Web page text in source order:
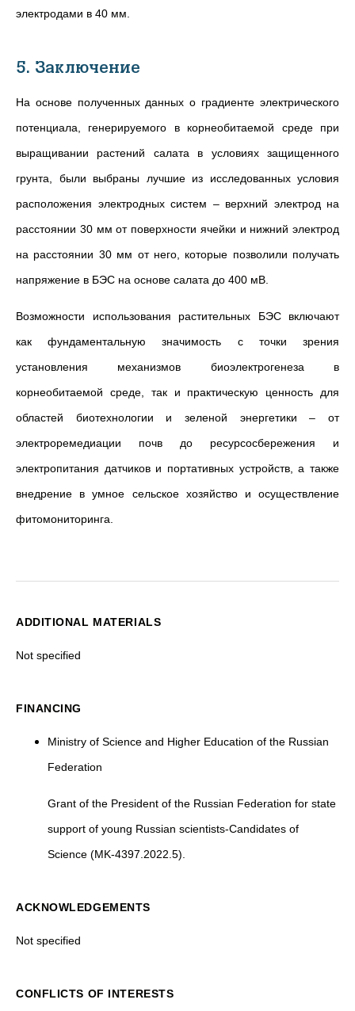
электродами в 40 мм.
5. Заключение
На основе полученных данных о градиенте электрического
потенциала, генерируемого в корнеобитаемой среде при
выращивании растений салата в условиях защищенного
грунта, были выбраны лучшие из исследованных условия
расположения электродных систем – верхний электрод на
расстоянии 30 мм от поверхности ячейки и нижний электрод
на расстоянии 30 мм от него, которые позволили получать
напряжение в БЭС на основе салата до 400 мВ.
Возможности использования растительных БЭС включают
как фундаментальную значимость с точки зрения
установления механизмов биоэлектрогенеза в
корнеобитаемой среде, так и практическую ценность для
областей биотехнологии и зеленой энергетики – от
электроремедиации почв до ресурсосбережения и
электропитания датчиков и портативных устройств, а также
внедрение в умное сельское хозяйство и осуществление
фитомониторинга.
ADDITIONAL MATERIALS
Not specified
FINANCING
Ministry of Science and Higher Education of the Russian
Federation
Grant of the President of the Russian Federation for state
support of young Russian scientists-Candidates of
Science (MK-4397.2022.5).
ACKNOWLEDGEMENTS
Not specified
CONFLICTS OF INTERESTS